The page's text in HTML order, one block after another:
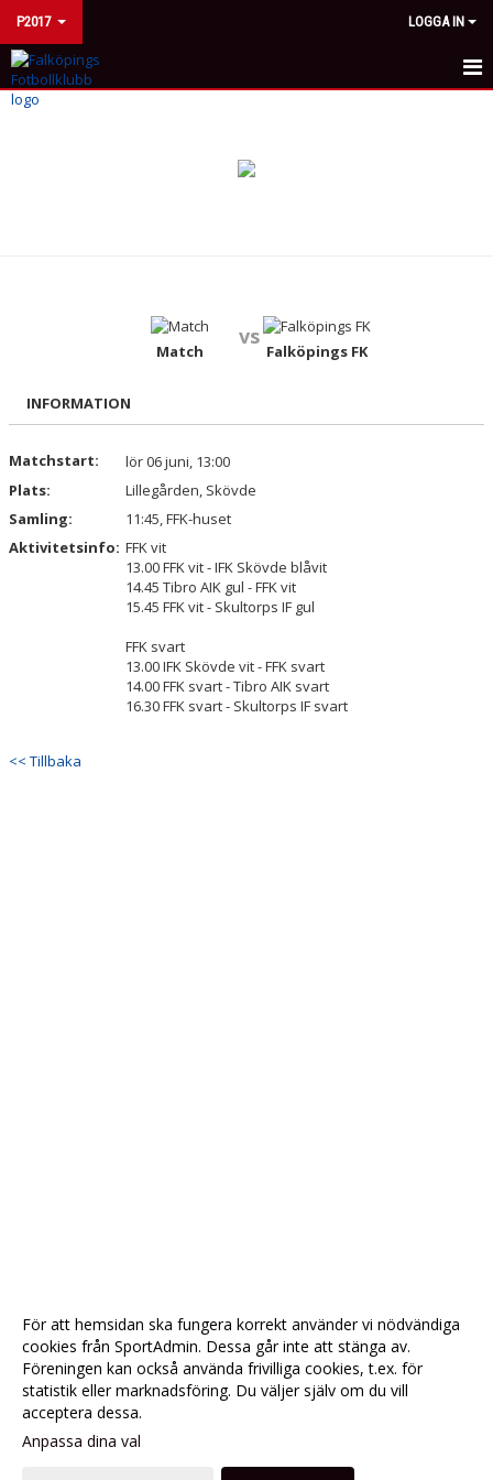
P2017 LOGGA IN
HEM
DOKUMENT
Match
vs
Falköpings FK
INFORMATION
Matchstart:
lör 06 juni, 13:00
Plats:
Lillegården, Skövde
Samling:
11:45, FFK-huset
Aktivitetsinfo: FFK vit
13.00 FFK vit - IFK Skövde blåvit
14.45 Tibro AIK gul - FFK vit
15.45 FFK vit - Skultorps IF gul
FFK svart
13.00 IFK Skövde vit - FFK svart
14.00 FFK svart - Tibro AIK svart
16.30 FFK svart - Skultorps IF svart
<< Tillbaka
För att hemsidan ska fungera korrekt använder vi nödvändiga
cookies från SportAdmin. Dessa går inte att stänga av.
Föreningen kan också använda frivilliga cookies, t.ex. för
statistik eller marknadsföring. Du väljer själv om du vill
acceptera dessa.
Anpassa dina val